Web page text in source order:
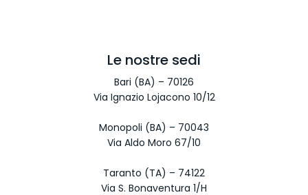
Le nostre sedi
Bari (BA) – 70126
Via Ignazio Lojacono 10/12
Monopoli (BA) – 70043
Via Aldo Moro 67/10
Taranto (TA) – 74122
Via S. Bonaventura 1/H